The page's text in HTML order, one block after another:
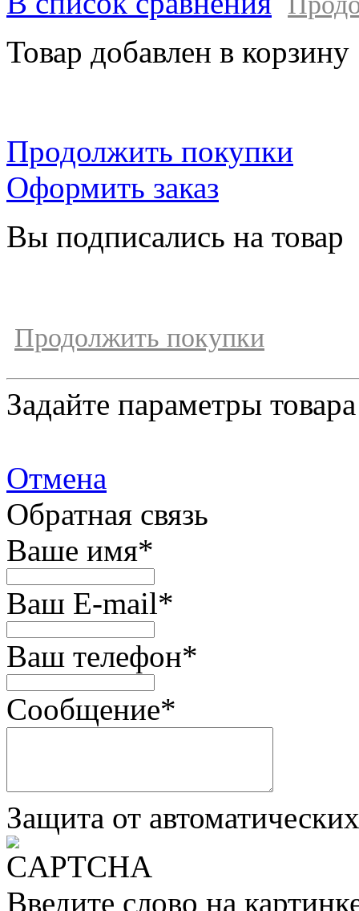
Товар добавлен в корзину
Продолжить покупки
Оформить заказ
Вы подписались на товар
Продолжить покупки
Задайте параметры товара
Отмена
Обратная связь
Ваше имя*
Ваш E-mail*
Ваш телефон*
Сообщение*
Защита от
Введите слово на